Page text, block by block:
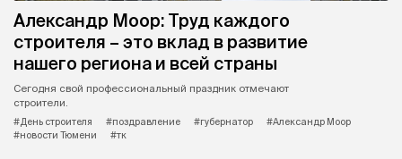
Александр Моор: Труд каждого
строителя – это вклад в развитие
нашего региона и всей страны
Сегодня свой профессиональный праздник отмечают
строители.
#День строителя
#поздравление #губернатор
#Александр Моор
#новости Тюмени
#тк